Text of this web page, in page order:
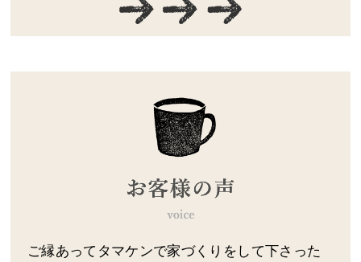
ご縁あってタマケンで家づくりをして下さった